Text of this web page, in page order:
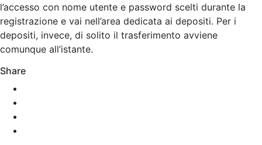
l’accesso con nome utente e password scelti durante la
registrazione e vai nell’area dedicata ai depositi. Per i
depositi, invece, di solito il trasferimento avviene
comunque all’istante.
Share